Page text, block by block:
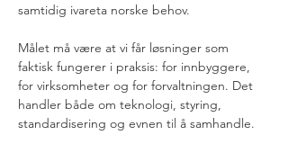
samtidig ivareta norske behov.
Målet må være at vi får løsninger som
faktisk fungerer i praksis: for innbyggere,
for virksomheter og for forvaltningen. Det
handler både om teknologi, styring,
standardisering og evnen til å samhandle.